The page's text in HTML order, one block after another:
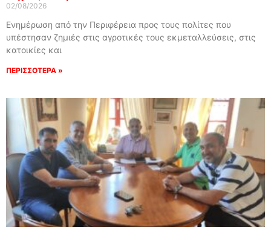
02/08/2026
Ενημέρωση από την Περιφέρεια προς τους πολίτες που
υπέστησαν ζημιές στις αγροτικές τους εκμεταλλεύσεις, στις
κατοικίες και
ΠΕΡΙΣΣΟΤΕΡΑ »